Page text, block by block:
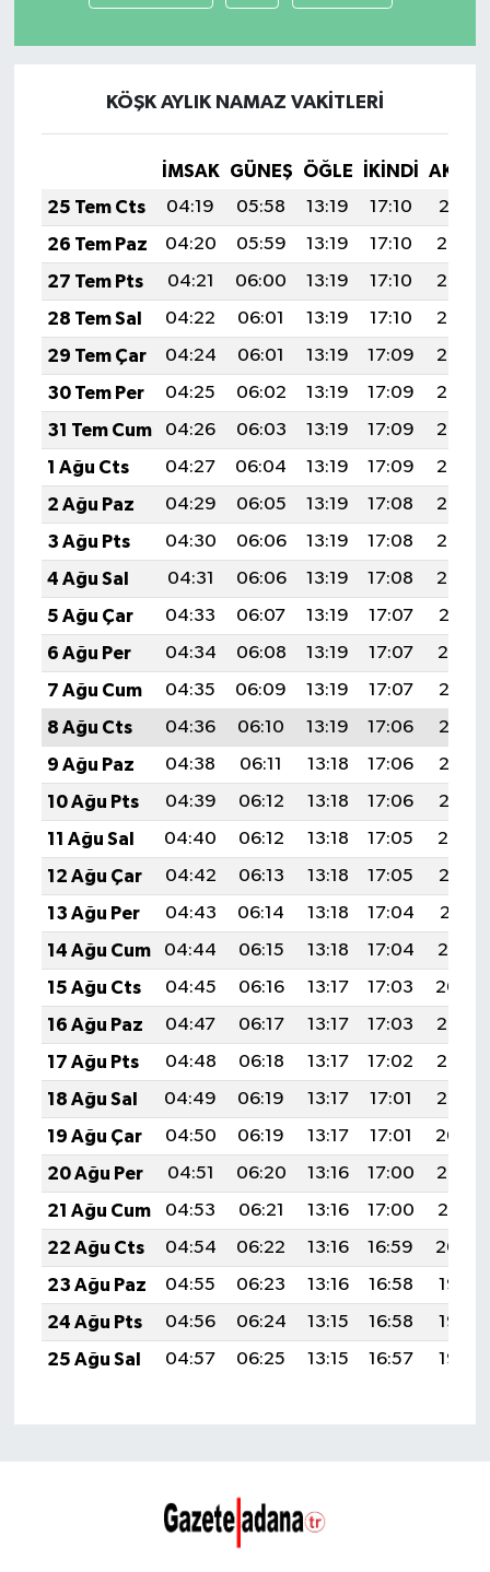
KÖŞK AYLIK NAMAZ VAKITLERI
İMSAK GÜNEŞ ÖĞLE İKINDI
25 Tem Cts
04:19 05:58 13:19 17:10
20:31
26 Tem Paz
04:20 05:59 13:19 17:10
20:30
27 Tem Pts
04:21 06:00 13:19 17:10
20:29
28 Tem Sal
04:22 06:01 13:19 17:10
20:28
29 Tem Çar
04:24 06:01 13:19 17:09
20:27
30 Tem Per
04:25 06:02 13:19 17:09
20:26
31 Tem Cum
04:26 06:03 13:19 17:09
20:26
1 Ağu Cts
04:27 06:04 13:19 17:09
20:25
2 Ağu Paz
04:29 06:05 13:19 17:08
20:24
3 Ağu Pts
04:30 06:06 13:19 17:08
20:23
4 Ağu Sal
04:31 06:06 13:19 17:08
20:22
5 Ağu Çar
04:33 06:07 13:19 17:07
20:21
6 Ağu Per
04:34 06:08 13:19 17:07
20:19
7 Ağu Cum
04:35 06:09 13:19 17:07
20:18
8 Ağu Cts
04:36 06:10 13:19 17:06
20:17
9 Ağu Paz
04:38 06:11 13:18 17:06
20:16
10 Ağu Pts
04:39 06:12 13:18 17:06
20:15
11 Ağu Sal
04:40 06:12 13:18 17:05
20:14
12 Ağu Çar
04:42 06:13 13:18 17:05
20:13
13 Ağu Per
04:43 06:14 13:18 17:04
20:11
14 Ağu Cum
04:44 06:15 13:18 17:04
20:10
15 Ağu Cts
04:45 06:16 13:17 17:03
20:09
16 Ağu Paz
04:47 06:17 13:17 17:03
20:08
17 Ağu Pts
04:48 06:18 13:17 17:02
20:06
18 Ağu Sal
04:49 06:19 13:17 17:01
20:05
19 Ağu Çar
04:50 06:19 13:17 17:01
20:04
20 Ağu Per
04:51 06:20 13:16 17:00
20:02
21 Ağu Cum
04:53 06:21 13:16 17:00
20:01
22 Ağu Cts
04:54 06:22 13:16 16:59
20:00
23 Ağu Paz
04:55 06:23 13:16 16:58
19:58
24 Ağu Pts
04:56 06:24 13:15 16:58
19:57
25 Ağu Sal
04:57 06:25 13:15 16:57 19:56